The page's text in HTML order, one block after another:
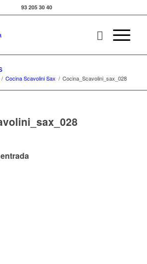
93 205 30 40
/ Cocina Scavolini Sax / Cocina_Scavolini_sax_028